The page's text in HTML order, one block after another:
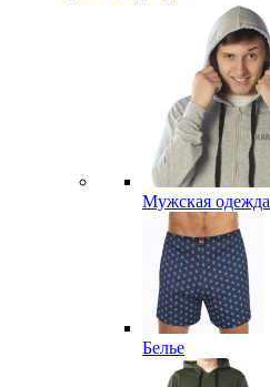
Мужская одежда
Белье